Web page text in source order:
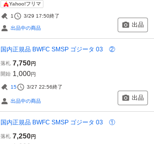
Yahoo!フリマ
1 3/29 17:50終了
出品中の商品 出品
国内正規品 BWFC SMSP ゴジータ 03 ②
落札 7,750円
開始 1,000円
15 3/27 22:56終了
出品中の商品 出品
国内正規品 BWFC SMSP ゴジータ 03 ①
落札 7,250円